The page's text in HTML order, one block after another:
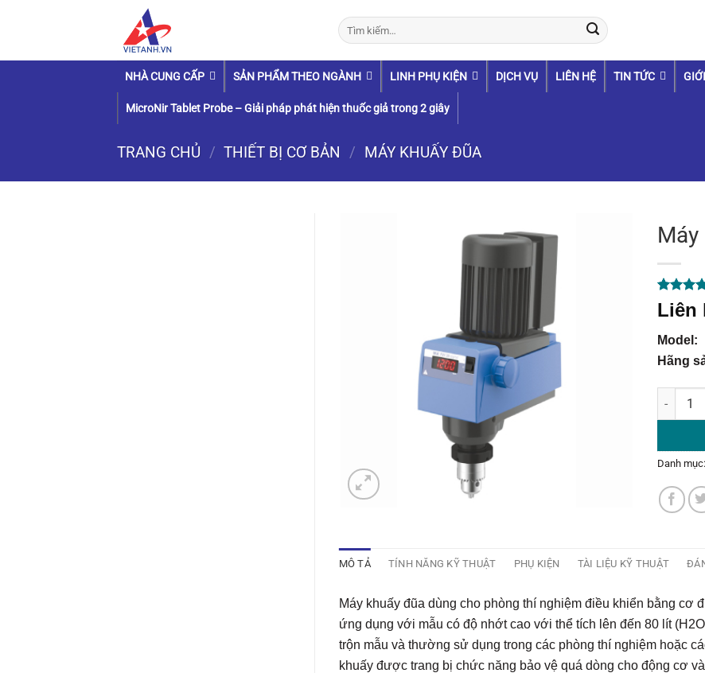
Tìm
kiếm:
NHÀ CUNG CẤP SẢN PHẨM THEO NGÀNH LINH PHỤ KIỆN DỊCH VỤ LIÊN HỆ TIN TỨC
MicroNir Tablet Probe – Giải pháp phát hiện thuốc giả trong 2 giây
TRANG CHỦ / THIẾT BỊ CƠ BẢN / MÁY KHUẤY ĐŨA
5.00
dựa trên
1Liên
Hãng
Máy
Danh mục:
MÔ TẢ TÍNH NĂNG KỸ THUẬT PHỤ KIỆN TÀI LIỆU KỸ THUẬT
Máy khuấy đũa dùng cho phòng thí nghiệm điều khiển bằng cơ
ứng dụng với mẫu có độ nhớt cao với thể tích lên đến 80 lít
trộn mẫu và thường sử dụng trong các phòng thí nghiệm hoặc
khuấy được trang bị chức năng bảo vệ quá dòng cho động cơ